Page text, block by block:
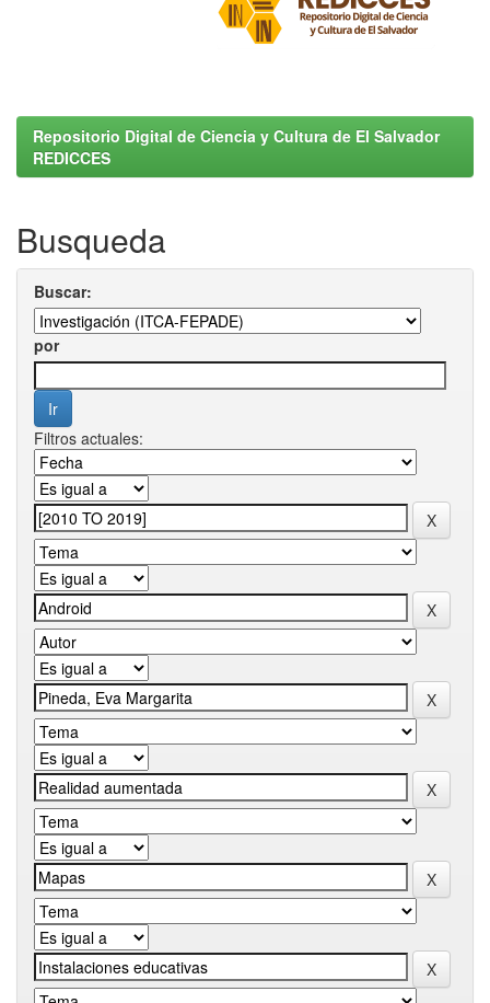
Repositorio Digital de Ciencia y Cultura de El Salvador
REDICCES
Busqueda
Buscar:
por
Filtros actuales: